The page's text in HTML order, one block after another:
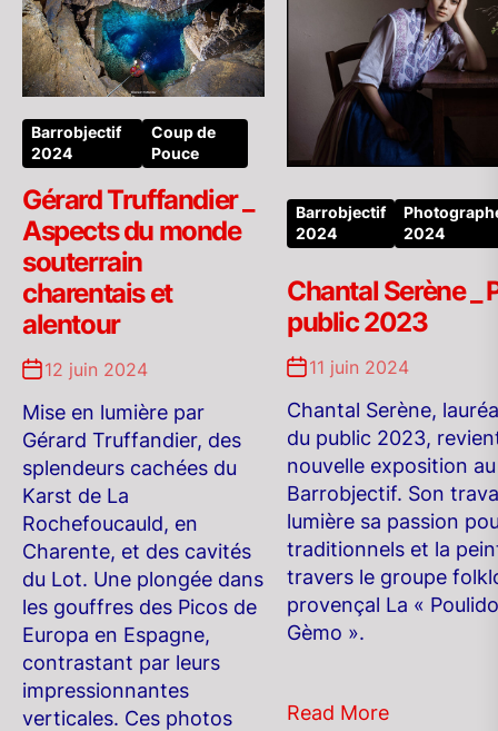
Barrobjectif
2024
Coup de
Pouce
Gérard Truffandier _
Aspects du monde
souterrain
charentais et
alentour
12 juin 2024
Mise en lumière par
Gérard Truffandier, des
splendeurs cachées du
Karst de La
Rochefoucauld, en
Charente, et des cavités
du Lot. Une plongée dans
les gouffres des Picos de
Europa en Espagne,
contrastant par leurs
impressionnantes
verticales. Ces photos
Barrobjectif
2024
2024
Chantal Serène _
public 2023
11 juin 2024
Chantal Serène,
du public 2023,
nouvelle exposition
Barrobjectif. Son
lumière sa passion
traditionnels et la
travers le groupe
provençal La «
Gèmo ».
Read More